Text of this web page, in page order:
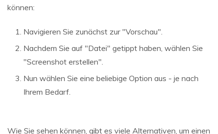
können:
Navigieren Sie zunächst zur "Vorschau".
Nachdem Sie auf "Datei" getippt haben, wählen Sie
"Screenshot erstellen".
Nun wählen Sie eine beliebige Option aus - je nach
Ihrem Bedarf.
Wie Sie sehen können, gibt es viele Alternativen, um einen